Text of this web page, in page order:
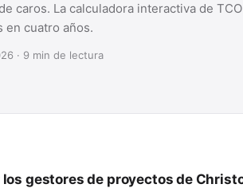
caros. La calculadora interactiva de
en cuatro años.
· 9 min de lectura
gestores de proyectos de